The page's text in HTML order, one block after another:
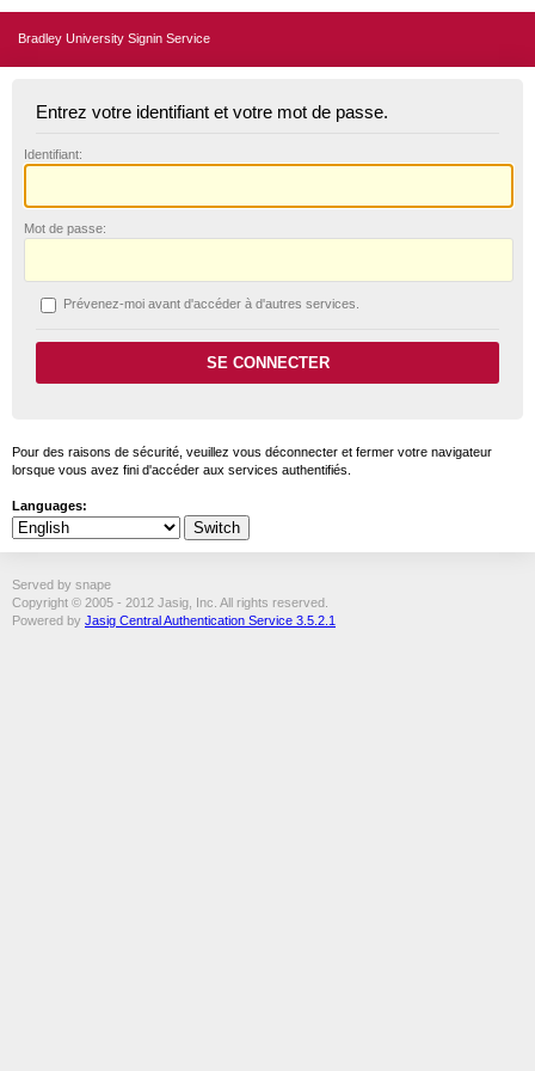
Bradley University Signin Service
Entrez votre identifiant et votre mot de passe.
Identifiant:
Mot de passe:
Prévenez-moi avant d'accéder à d'autres services.
Pour des raisons de sécurité, veuillez vous déconnecter et fermer votre navigateur
lorsque vous avez fini d'accéder aux services authentifiés.
Languages:
Served by snape
Copyright © 2005 - 2012 Jasig, Inc. All rights reserved.
Powered by Jasig Central Authentication Service 3.5.2.1